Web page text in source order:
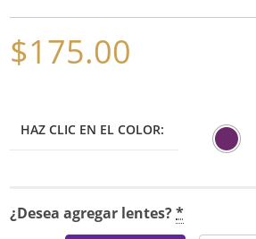
$175.00
HAZ CLIC EN EL COLOR:
¿Desea agregar lentes?*